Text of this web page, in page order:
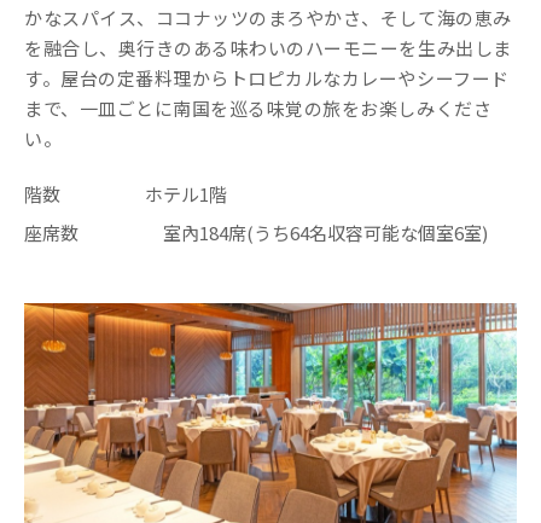
かなスパイス、ココナッツのまろやかさ、そして海の恵み
を融合し、奥行きのある味わいのハーモニーを生み出しま
す。屋台の定番料理からトロピカルなカレーやシーフード
まで、一皿ごとに南国を巡る味覚の旅をお楽しみくださ
い。
階数
ホテル1階
座席数
室內184席(うち64名収容可能な個室6室)